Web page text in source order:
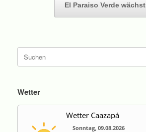
El Paraiso Verde wächst
nach:
Wetter
Wetter Caazapá
Sonntag, 09.08.2026